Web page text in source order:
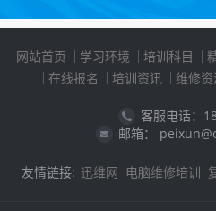
网站首页 学习环境 培训科目
在线报名
培训资讯 维修资
客服电话：
邮箱：
友情链接: 迅维网 电脑维修培训